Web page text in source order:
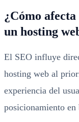
¿Cómo
un hosting
El SEO influye
hosting web al
experiencia del
posicionamiento